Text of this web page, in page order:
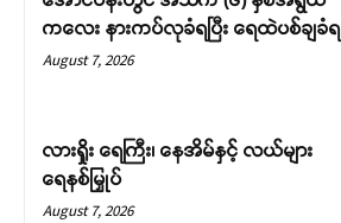
ကလေး နားကပ်လုခံရပြီး ရေထဲပစ်ချခံရ
August 7, 2026
လားရှိုး ရေကြီး၊ နေအိမ်နှင့် လယ်များ
ရေနစ်မြှုပ်
August 7, 2026